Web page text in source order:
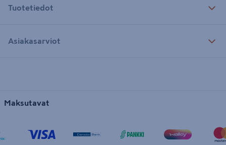
Tuotetiedot
Asiakasarviot
Maksutavat